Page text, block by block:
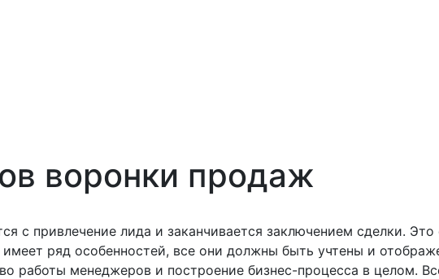
воронки продаж
с привлечение лида и заканчивается заключением сделки.
ряд особенностей, все они должны быть учтены и
работы менеджеров и построение бизнес-процесса в целом.